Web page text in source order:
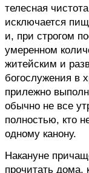
телесная
исключается
и, при строгом
умеренном
житейским и
богослужения в
прилежно
обычно не все
полностью, кто
одному канону.
Накануне
прочитать